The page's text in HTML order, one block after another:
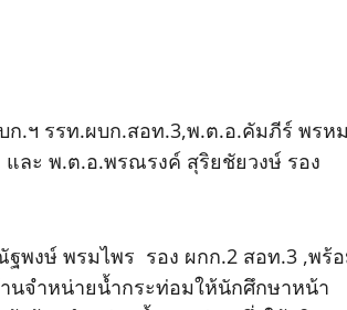
.ฯ รรท.ผบก.สอท.3,พ.ต.อ.คัมภีร์ พรหม
ละ พ.ต.อ.พรณรงค์ สุริยชัยวงษ์ รอง
พงษ์ พรมไพร รอง ผกก.2 สอท.3 ,พร้
นจำหน่ายน้ำกระท่อมให้นักศึกษาหน้า